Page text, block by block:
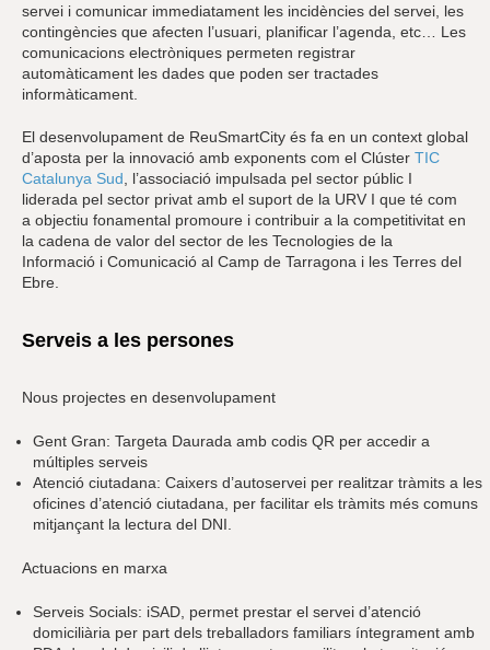
servei i comunicar immediatament les incidències del servei, les
contingències que afecten l’usuari, planificar l’agenda, etc… Les
comunicacions electròniques permeten registrar
automàticament les dades que poden ser tractades
informàticament.
El desenvolupament de ReuSmartCity és fa en un context global
d’aposta per la innovació amb exponents com el Clúster TIC
Catalunya Sud , l’associació impulsada pel sector públic I
liderada pel sector privat amb el suport de la URV I que té com
a objectiu fonamental promoure i contribuir a la competitivitat en
la cadena de valor del sector de les Tecnologies de la
Informació i Comunicació al Camp de Tarragona i les Terres del
Ebre.
Serveis a les persones
Nous projectes en desenvolupament
Gent Gran: Targeta Daurada amb codis QR per accedir a
múltiples serveis
Atenció ciutadana: Caixers d’autoservei per realitzar tràmits a les
oficines d’atenció ciutadana, per facilitar els tràmits més comuns
mitjançant la lectura del DNI.
Actuacions en marxa
Serveis Socials: iSAD, permet prestar el servei d’atenció
domiciliària per part dels treballadors familiars íntegrament amb